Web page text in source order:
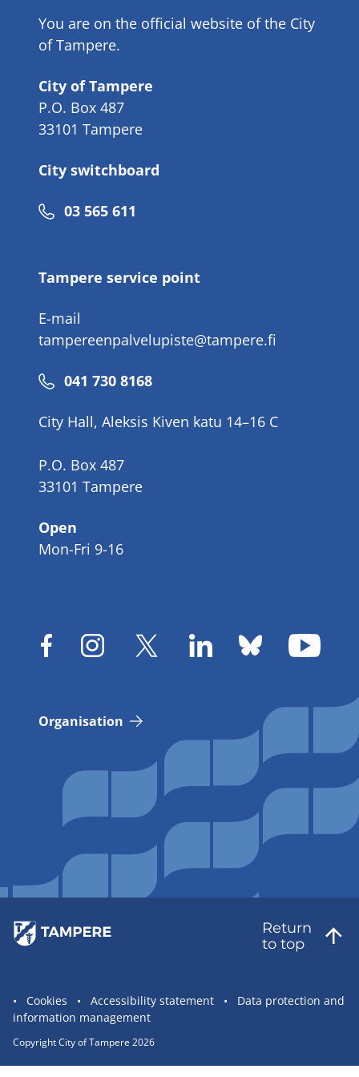
You are on the official website of the City
of Tampere.
City of Tampere
P.O. Box 487
33101 Tampere
City switchboard
Phone
03 565 611
Tampere service point
E-mail
tampereenpalvelupiste@tampere.fi
Phone
041 730 8168
City Hall, Aleksis Kiven katu 14–16 C
P.O. Box 487
33101 Tampere
Open
Mon-Fri 9-16
Organisation
Return
to top
Site
statement
links
Cookies Accessibility statement
Data protection and
information management
Copyright City of Tampere 2026